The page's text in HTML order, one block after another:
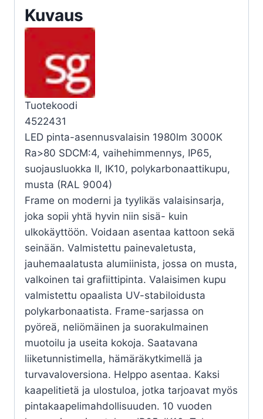
3K
MU
Kuvaus
Tuotekoodi
4522431
LED pinta-asennusvalaisin 1980lm 3000K
Ra>80 SDCM:4, vaihehimmennys, IP65,
suojausluokka II, IK10, polykarbonaattikupu,
musta (RAL 9004)
Frame on moderni ja tyylikäs valaisinsarja,
joka sopii yhtä hyvin niin sisä- kuin
ulkokäyttöön. Voidaan asentaa kattoon sekä
seinään. Valmistettu painevaletusta,
jauhemaalatusta alumiinista, jossa on musta,
valkoinen tai grafiittipinta. Valaisimen kupu
valmistettu opaalista UV-stabiloidusta
polykarbonaatista. Frame-sarjassa on
pyöreä, neliömäinen ja suorakulmainen
muotoilu ja useita kokoja. Saatavana
liiketunnistimella, hämäräkytkimellä ja
turvavaloversiona. Helppo asentaa. Kaksi
kaapelitietä ja ulostuloa, jotka tarjoavat myös
pintakaapelimahdollisuuden. 10 vuoden